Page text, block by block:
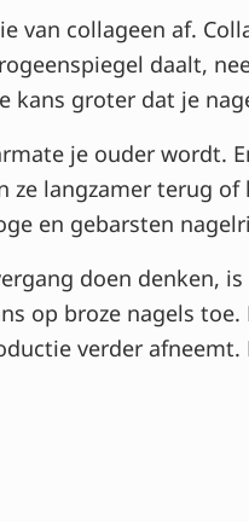
van collageen af.
daalt,
kans groter dat je
je ouder wordt.
langzamer terug
en gebarsten
doen denken,
op broze nagels
verder